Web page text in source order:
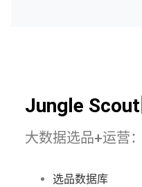
Jungle
大数据选品+运营
选品数据库